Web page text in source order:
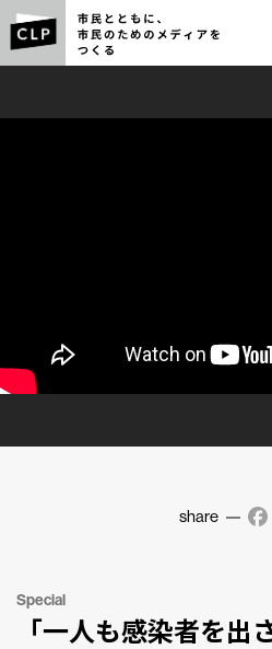
share
Special
「一人も感染者を出